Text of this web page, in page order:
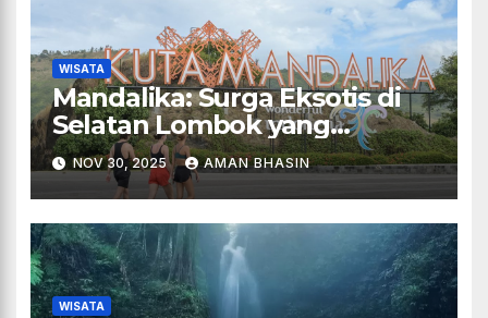
WISATA
Mandalika: Surga Eksotis di
Selatan Lombok yang
Menggoda Setiap Petualang
NOV 30, 2025 AMAN BHASIN
WISATA